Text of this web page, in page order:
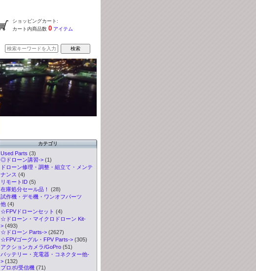
ショッピングカート:
カート内商品数 0アイテム
カテゴリ
Used Parts (3)
◎ドローン講習->(1)
ドローン修理・調整・組立て・メンテ
ナンス (4)
リモートID(5)
在庫処分セール品！
(28)
試作機・デモ機・ワンオフパーツ
他(4)
☆FPVドローンセット (4)
☆ドローン・マイクロドローン Kit-
>(493)
☆ドローン Parts->(2627)
☆FPVゴーグル・FPV Parts->(305)
アクションカメラ/GoPro(51)
バッテリー・充電器・コネクター他-
>(132)
プロポ/受信機(71)